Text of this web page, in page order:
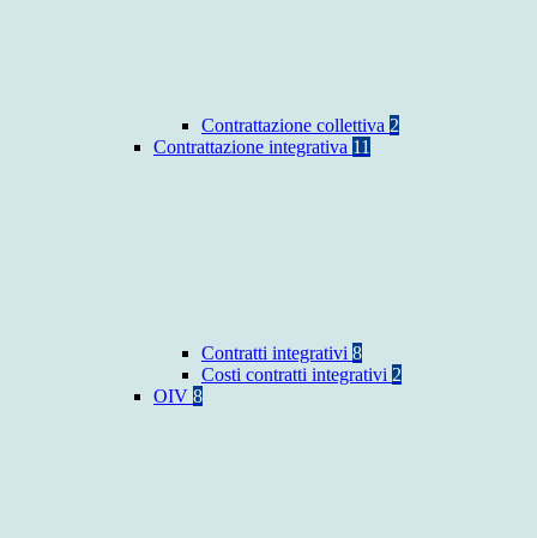
Contrattazione collettiva 2
Contrattazione integrativa 11
Contratti integrativi 8
Costi contratti integrativi 2
OIV 8